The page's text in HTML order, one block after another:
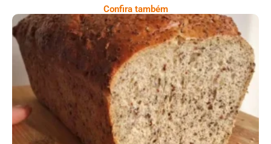
Confira também
Comer Bem: Pão Low Carb